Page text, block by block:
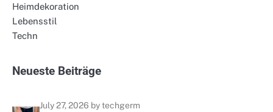
Heimdekoration
Lebensstil
Techn
Neueste Beiträge
July 27, 2026 by techgerm